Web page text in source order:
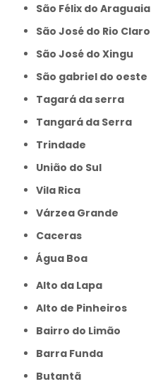
São Félix do Araguaia
São José do Rio Claro
São José do Xingu
São gabriel do oeste
Tagará da serra
Tangará da Serra
Trindade
União do Sul
Vila Rica
Várzea Grande
caceras
Água Boa
Alto da Lapa
Alto de Pinheiros
Bairro do Limão
Barra Funda
Butantã